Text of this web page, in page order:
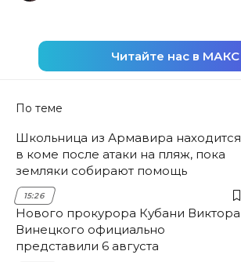
Читайте нас в МАКС
По теме
Школьница из Армавира находится
в коме после атаки на пляж, пока
земляки собирают помощь
15:26
Нового прокурора Кубани Виктора
Винецкого официально
представили 6 августа